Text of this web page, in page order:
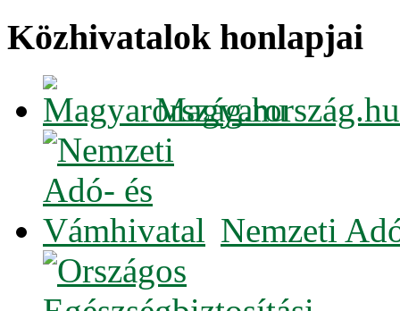
Közhivatalok honlapjai
Magyarország.hu
Nemzeti